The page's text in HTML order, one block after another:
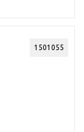
1501055